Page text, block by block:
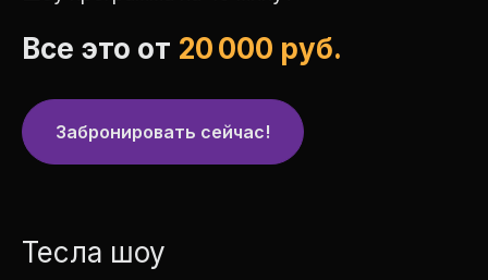
Все это от 20 000 руб.
Забронировать сейчас!
Тесла шоу